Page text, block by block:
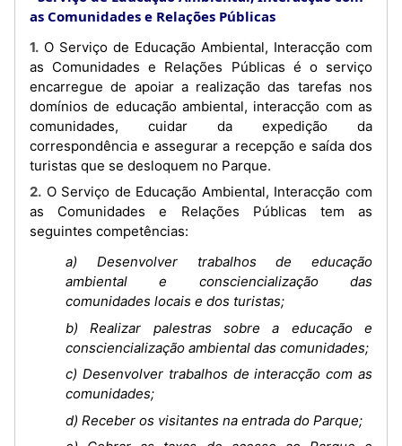
as Comunidades e Relações Públicas
1. O Serviço de Educação Ambiental, Interacção com
as Comunidades e Relações Públicas é o serviço
encarregue de apoiar a realização das tarefas nos
domínios de educação ambiental, interacção com as
comunidades, cuidar da expedição da
correspondência e assegurar a recepção e saída dos
turistas que se desloquem no Parque.
2. O Serviço de Educação Ambiental, Interacção com
as Comunidades e Relações Públicas tem as
seguintes competências:
a) Desenvolver trabalhos de educação
ambiental e consciencialização das
comunidades locais e dos turistas;
b) Realizar palestras sobre a educação e
consciencialização ambiental das comunidades;
c) Desenvolver trabalhos de interacção com as
comunidades;
d) Receber os visitantes na entrada do Parque;